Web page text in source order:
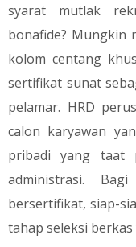
syarat mutlak
bonafide? Mungkin
kolom centang
sertifikat sunat
pelamar. HRD
calon karyawan
pribadi yang taat
administrasi.
bersertifikat, siap-
tahap seleksi